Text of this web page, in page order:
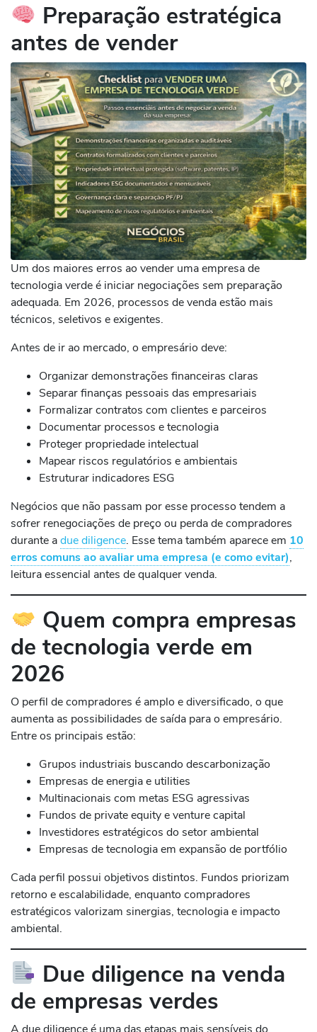
Preparação estratégica
antes de vender
Um dos maiores erros ao vender uma empresa de
tecnologia verde é iniciar negociações sem preparação
adequada. Em 2026, processos de venda estão mais
técnicos, seletivos e exigentes.
Antes de ir ao mercado, o empresário deve:
Organizar demonstrações financeiras claras
Separar finanças pessoais das empresariais
Formalizar contratos com clientes e parceiros
Documentar processos e tecnologia
Proteger propriedade intelectual
Mapear riscos regulatórios e ambientais
Estruturar indicadores ESG
Negócios que não passam por esse processo tendem a
sofrer renegociações de preço ou perda de compradores
durante adue diligence. Esse tema também aparece em 10
erros comuns ao avaliar uma empresa (e como evitar),
leitura essencial antes de qualquer venda.
Quem compra empresas
de tecnologia verde em
2026
O perfil de compradores é amplo e diversificado, o que
aumenta as possibilidades de saída para o empresário.
Entre os principais estão:
Grupos industriais buscando descarbonização
Empresas de energia e utilities
Multinacionais com metas ESG agressivas
Fundos de private equity e venture capital
Investidores estratégicos do setor ambiental
Empresas de tecnologia em expansão de portfólio
Cada perfil possui objetivos distintos. Fundos priorizam
retorno e escalabilidade, enquanto compradores
estratégicos valorizam sinergias, tecnologia e impacto
ambiental.
Due diligence na venda
de empresas verdes